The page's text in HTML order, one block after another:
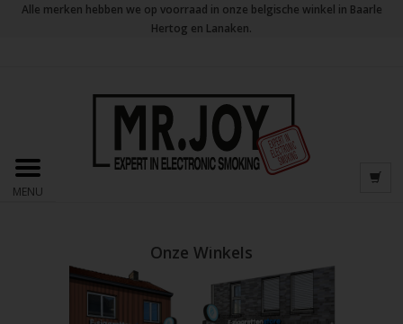
Alle merken hebben we op voorraad in onze belgische winkel in Baarle
Hertog en Lanaken.
MENU
Onze Winkels